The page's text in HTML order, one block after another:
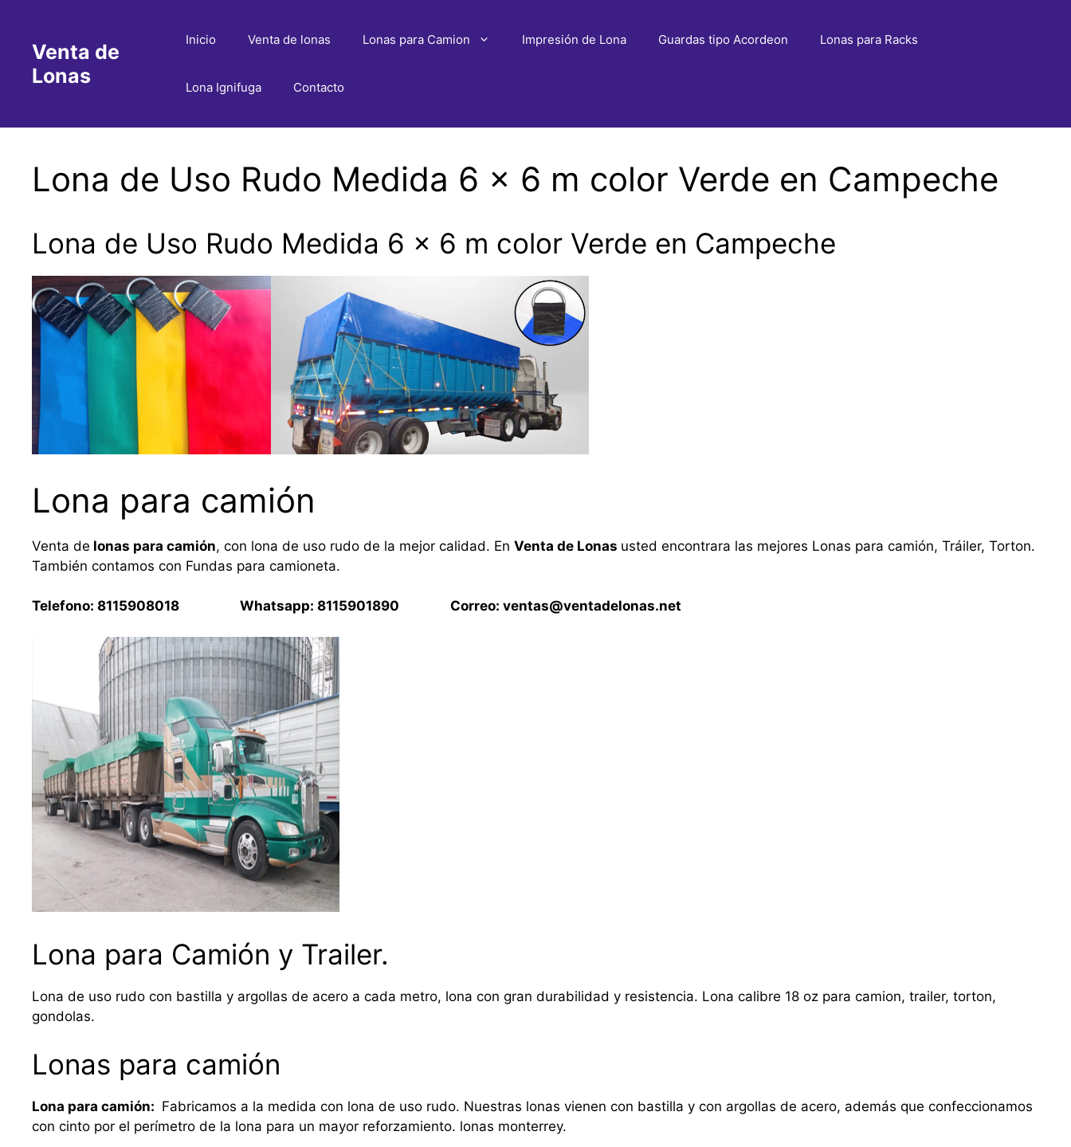
contenidoVenta de
Lonas
Inicio Venta de lonas Lonas para Camion Impresión de Lona Guardas tipo Acordeon Lonas para Racks
Lona Ignifuga Contacto
Lona de Uso Rudo Medida 6 x 6 m color Verde en Campeche
Lona de Uso Rudo Medida 6 x 6 m color Verde en Campeche
Lona para camión
Venta de lonas para camión, con lona de uso rudo de la mejor calidad. En Venta de Lonas usted encontrara las mejores Lonas para camión, Tráiler, Torton.
También contamos con Fundas para camioneta.
Telefono: 8115908018 Whatsapp: 8115901890 Correo: ventas@ventadelonas.net
Lona para Camión y Trailer.
Lona de uso rudo con bastilla y argollas de acero a cada metro, lona con gran durabilidad y resistencia. Lona calibre 18 oz para camion, trailer, torton,
gondolas.
Lonas para camión
Lona para camión: Fabricamos a la medida con lona de uso rudo. Nuestras lonas vienen con bastilla y con argollas de acero, además que confeccionamos
con cinto por el perímetro de la lona para un mayor reforzamiento. lonas monterrey.